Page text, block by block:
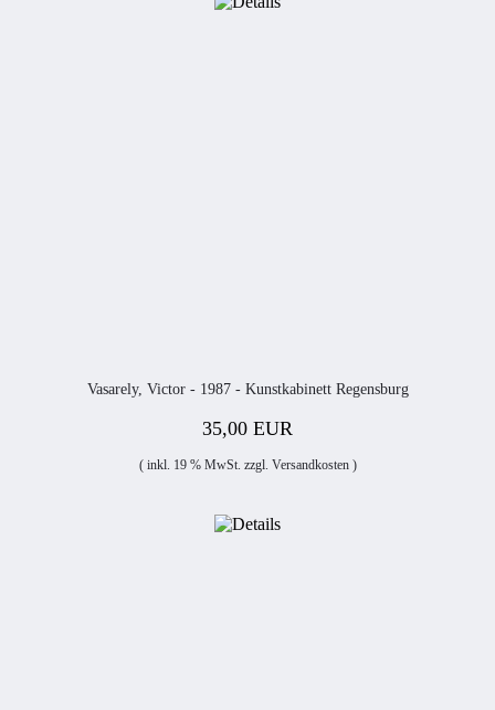
Vasarely, Victor - 1987 - Kunstkabinett Regensburg
35,00 EUR
( inkl. 19 % MwSt. zzgl. Versandkosten)